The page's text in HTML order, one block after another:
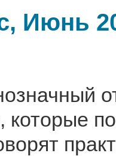
Июнь
которые